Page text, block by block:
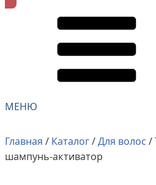
МЕНЮ
Главная / Каталог/Для волос /
шампунь-активатор